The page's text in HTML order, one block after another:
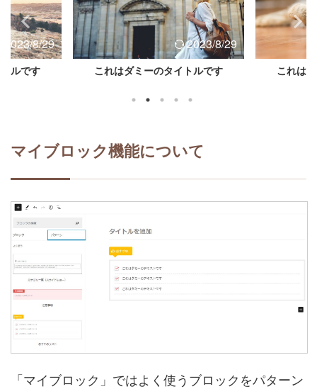
2023/8/29
ルです
2023/8/29
これはダミーのタイトルです これは
マイブロック機能について
「マイブロック」ではよく使うブロックをパターン